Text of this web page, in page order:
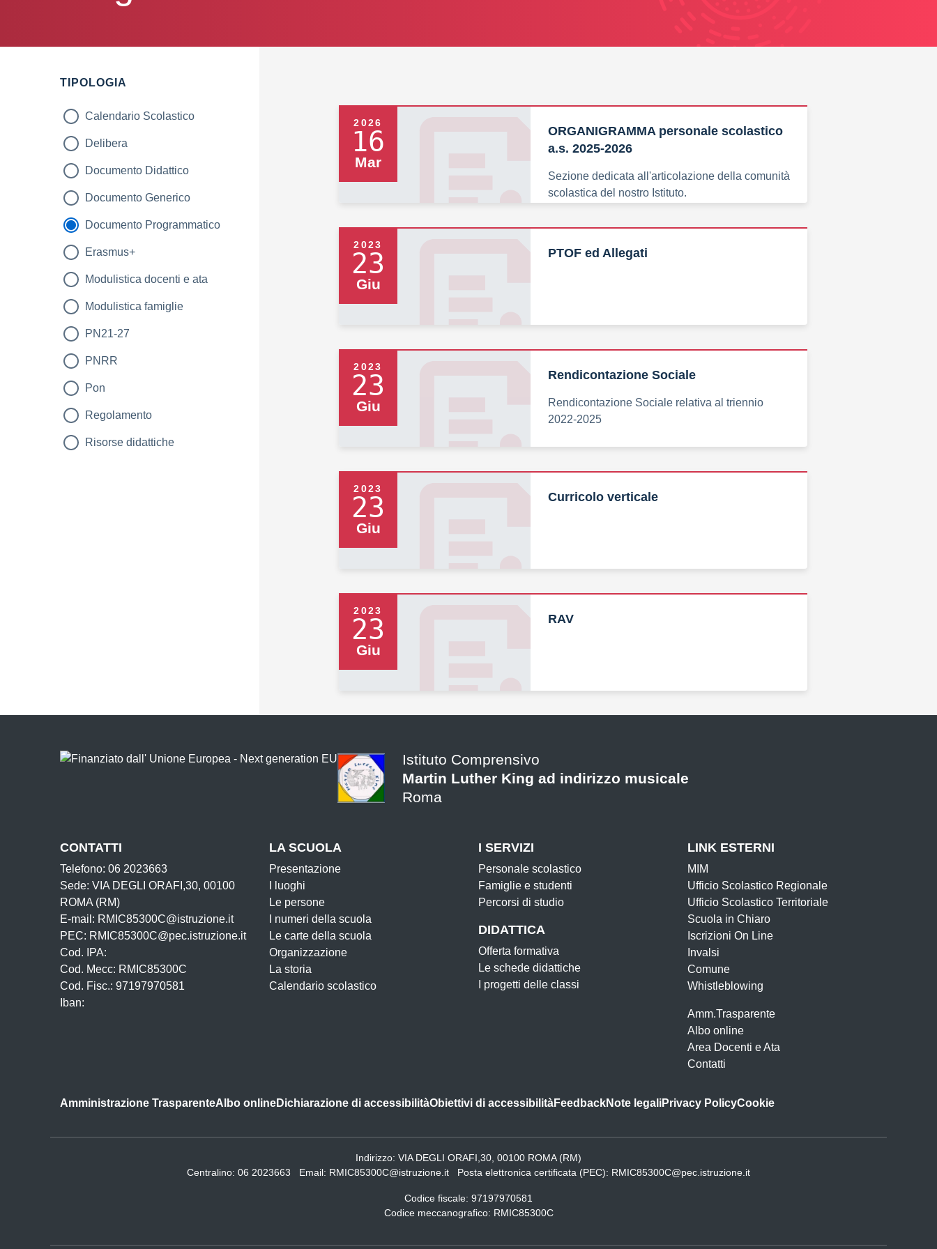
TIPOLOGIA
Calendario Scolastico
Delibera
Documento Didattico
Documento Generico
Documento Programmatico
Erasmus+
Modulistica docenti e ata
Modulistica famiglie
PN21-27
PNRR
Pon
Regolamento
Risorse didattiche
2026
16
Mar
ORGANIGRAMMA personale scolastico
a.s. 2025-2026
Sezione dedicata all'articolazione della comunità
scolastica del nostro Istituto.
2023
23
Giu
PTOF ed Allegati
2023
23
Giu
Rendicontazione Sociale
Rendicontazione Sociale relativa al triennio
2022-2025
2023
23
Giu
Curricolo verticale
2023
23
Giu
RAV
Istituto Comprensivo
Martin Luther King ad indirizzo musicale
Roma
CONTATTI
Telefono: 06 2023663
Sede: VIA DEGLI ORAFI,30, 00100
ROMA (RM)
E-mail: RMIC85300C@istruzione.it
PEC: RMIC85300C@pec.istruzione.it
Cod. IPA:
Cod. Mecc: RMIC85300C
Cod. Fisc.: 97197970581
Iban:
LA SCUOLA
Presentazione
I luoghi
Le persone
I numeri della scuola
Le carte della scuola
Organizzazione
La storia
Calendario scolastico
I SERVIZI
Personale scolastico
Famiglie e studenti
Percorsi di studio
DIDATTICA
Offerta formativa
Le schede didattiche
I progetti delle classi
LINK ESTERNI
MIM
Ufficio Scolastico Regionale
Ufficio Scolastico Territoriale
Scuola in Chiaro
Iscrizioni On Line
Invalsi
Comune
Whistleblowing
Amm.Trasparente
Albo online
Area Docenti e Ata
Contatti
Amministrazione TrasparenteAlbo onlineDichiarazione di accessibilitàObiettivi di accessibilitàFeedbackNote legaliPrivacy PolicyCookie
Indirizzo: VIA DEGLI ORAFI,30, 00100 ROMA (RM)
Centralino: 06 2023663 Email: RMIC85300C@istruzione.it Posta elettronica certificata (PEC): RMIC85300C@pec.istruzione.it
Codice fiscale: 97197970581
Codice meccanografico: RMIC85300C